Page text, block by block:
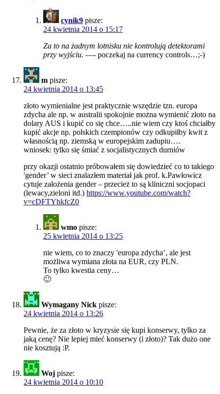
cynik9 pisze:
24 kwietnia 2014 o 15:17
Za to na żadnym lotnisku nie kontrolują detektorami
przy wyjściu. —- poczekaj na currency controls…;-)
m pisze:
24 kwietnia 2014 o 13:45
złoto wymienialne jest praktycznie wszędzie tzn. europa
zdycha ale np. w australii spokojnie można wymienić złoto na
dolary AUS i kupić co się chce…..nie wiem czy ktoś chciałby
kupić akcje np. polskich czempionów czy odkupiłby kwit z
własnością np. ziemską w europejskim zadupiu….
wniosek: tylko się śmiać z socjalistycznych durniów
przy okazji ostatnio próbowałem się dowiedzieć co to takiego
'gender’ w sieci znalazłem materiał jak prof. k.Pawłowicz
cytuje założenia gender – przecież to są kliniczni socjopaci
(lewacy,zieloni itd.) https://www.youtube.com/watch?
v=cDFTYhkfcZ0
wmo pisze:
25 kwietnia 2014 o 13:25
nie wiem, co to znaczy 'europa zdycha’, ale jest
możliwa wymiana złota na EUR, czy PLN.
To tylko kwestia ceny…
🙂
Wymagany Nick pisze:
24 kwietnia 2014 o 13:26
Pewnie, że za złoto w kryzysie się kupi konserwy, tylko za
jaką cenę? Nie lepiej mieć konserwy (i złoto)? Tak dużo one
nie kosztują :P.
Woj pisze:
24 kwietnia 2014 o 10:10